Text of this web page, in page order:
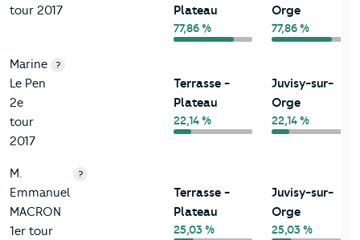
tour 2017
Plateau
77,86 %
Orge
77,86 %
Marine
Le Pen
2e
tour
2017
?
Terrasse -
Plateau
22,14 %
Juvisy-sur-
Orge
22,14 %
M.
Emmanuel
MACRON
1er tour
?
Terrasse -
Plateau
25,03 %
Juvisy-sur-
Orge
25,03 %